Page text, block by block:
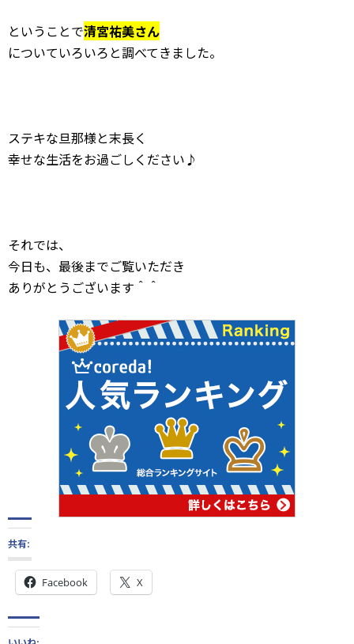
ということで清宮祐美さん
についていろいろと調べてきました。
ステキな旦那様と末長く
幸せな生活をお過ごしください♪
それでは、
今日も、最後までご覧いただき
ありがとうございます＾＾
共有:
Facebook X